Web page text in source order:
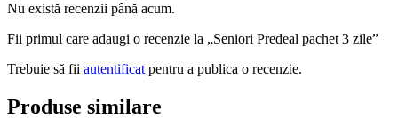
Nu există recenzii până acum.
Fii primul care adaugi o recenzie la „Seniori Predeal pachet 3 zile”
Trebuie să fii autentificat pentru a publica o recenzie.
Produse similare